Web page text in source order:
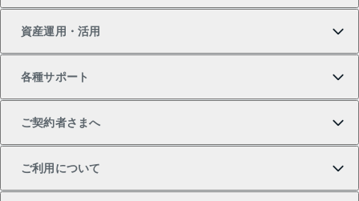
一棟リノベーションマンション L`GENTE（ルジェン
テ）
投資用一棟レジデンスWELL SQUARE（ウェルスクエ
ア）
資産運用・活用
各種サポート
ご契約者さまへ
ご利用について